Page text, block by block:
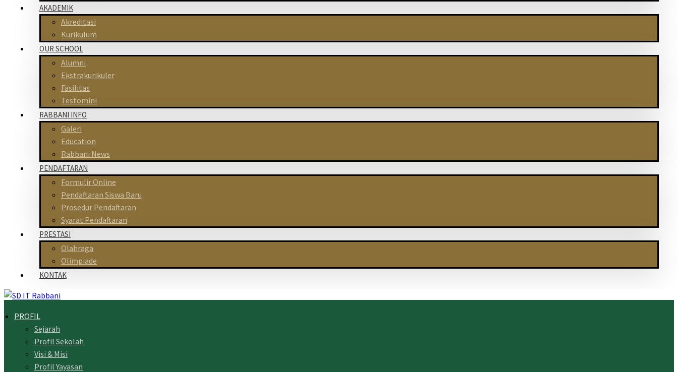
AKADEMIK
Akreditasi
Kurikulum
OUR SCHOOL
Alumni
Ekstrakurikuler
Fasilitas
Testomini
RABBANI INFO
Galeri
Education
Rabbani News
PENDAFTARAN
Formulir Online
Pendaftaran Siswa Baru
Prosedur Pendaftaran
Syarat Pendaftaran
PRESTASI
Olahraga
Olimpiade
KONTAK
PROFIL
Sejarah
Profil Sekolah
Visi & Misi
Profil Yayasan